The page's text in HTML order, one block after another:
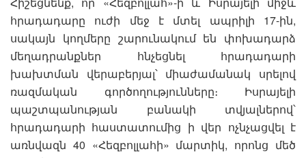
հրադադարը ուժի մեջ է մտել ապրիլի 17-ին,
սակայն կողմերը շարունակում են փոխադարձ
մեղադրանքներ հնչեցնել հրադադարի
խախտման վերաբերյալ՝ միաժամանակ սրելով
ռազմական գործողությունները։ Իսրայելի
պաշտպանության բանակի տվյալներով՝
հրադադարի հաստատումից ի վեր ոչնչացվել է
առնվազն 40 «Հեզբոլլահի» մարտիկ, որոնց մեծ